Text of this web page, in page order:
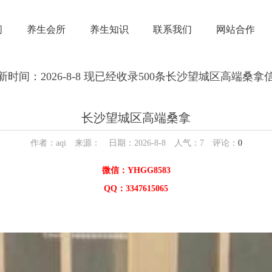
养生会所 养生知识 联系我们 网站合作
时间：2026-8-8 现已经收录500条长沙望城区高端桑拿
长沙望城区高端桑拿
作者：aqi 来源： 日期：2026-8-8 人气： 7评论： 0
微信：YHGG8583
QQ：3347615065